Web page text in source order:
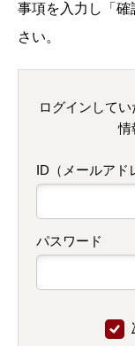
事項を入力し「
さい。
ログインして
情
ID（メールアド
パスワード